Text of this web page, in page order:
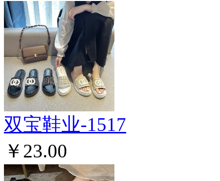
双宝鞋业-1517
￥23.00